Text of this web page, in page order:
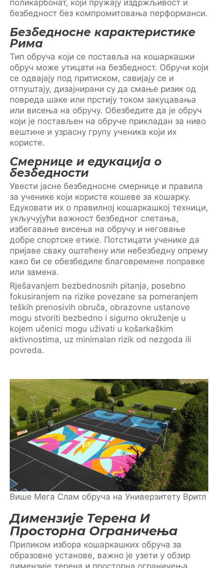
поликарбонат, који пружају издржљивост и
безбедност без компромитовања перформанси.
Безбедносне карактеристике
Рима
Тип обруча који се поставља на кошаркашки
обруч може утицати на безбедност. Обручи који
се одвајају под притиском, савијају се и
отпуштају, дизајнирани су да смање ризик од
повреда шаке или прстију током закуцавања
или висења на обручу. Обезбедите да је обруч
који је постављен на обруче прикладан за ниво
вештине и узрасну групу ученика који их
користе.
Смернице и едукација о
безбедности
Увести јасне безбедносне смернице и правила
за ученике који користе кошеве за кошарку.
Едуковати их о правилној кошаркашкој техници,
укључујући важност безбедног слетања,
избегавање висења на обручу и неговање
добре спортске етике. Потстицати ученике да
пријаве сваку оштећену или небезбедну опрему
како би се обезбедиле благовремене поправке
или замена.
Rješavanjem bezbednosnih pitanja, posebno
fokusiranjem na rizike povezane sa pomeranjem
teških prenosivih obruča, obrazovne ustanove
mogu stvoriti bezbedno i sigurno okruženje u
kojem učenici mogu uživati u košarkaškim
aktivnostima, uz minimalan rizik od nezgoda ili
povreda.
Више Мега Слам обруча на Универзитету Вритл
Димензије Терена И
Просторна Ограничења
Приликом избора кошаркашких обруча за
образовне установе, важно је узети у обзир
димензије терена и просторна ограничења.